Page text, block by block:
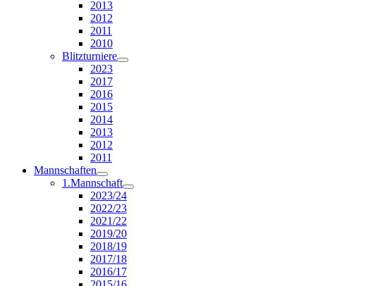
2013
2012
2011
2010
Blitzturniere
2023
2017
2016
2015
2014
2013
2012
2011
Mannschaften
1.Mannschaft
2023/24
2022/23
2021/22
2019/20
2018/19
2017/18
2016/17